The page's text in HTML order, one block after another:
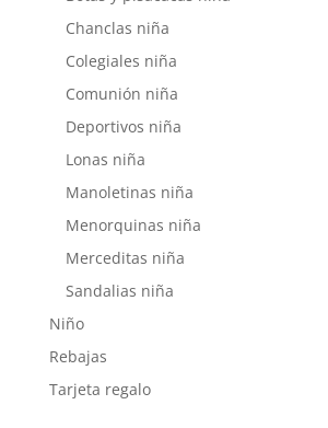
grandes y si tienes dudas entre dos
Chanclas niña
Colegiales niña
Comunión niña
Deportivos niña
Lonas niña
Manoletinas niña
Menorquinas niña
Merceditas niña
Sandalias niña
Niño
Rebajas
Tarjeta regalo